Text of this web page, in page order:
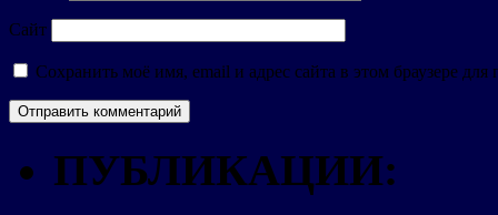
Сайт
Сохранить моё имя, email и адрес сайта в этом браузере
ПУБЛИКАЦИИ: